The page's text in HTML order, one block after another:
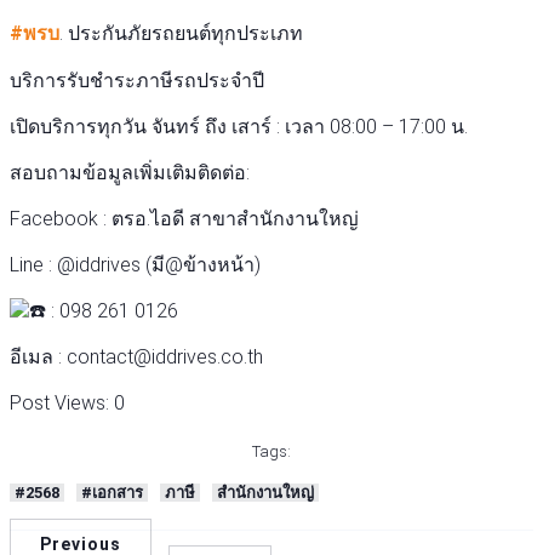
#พรบ. ประกันภัยรถยนต์ทุกประเภท
บริการรับชำระภาษีรถประจำปี
เปิดบริการทุกวัน จันทร์ ถึง เสาร์ : เวลา 08:00 – 17:00 น.
สอบถามข้อมูลเพิ่มเติมติดต่อ:
Facebook : ตรอ.ไอดี สาขาสำนักงานใหญ่
Line : @iddrives (มี@ข้างหน้า)
: 098 261 0126
อีเมล : contact@iddrives.co.th
Post Views: 0
Tags:
#2568 #เอกสาร ภาษี สำนักงานใหญ่
Previous